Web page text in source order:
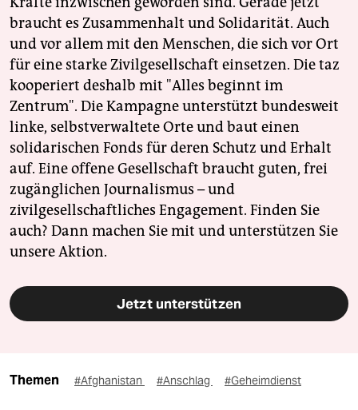
braucht es Zusammenhalt und Solidarität. Auch
und vor allem mit den Menschen, die sich vor Ort
für eine starke Zivilgesellschaft einsetzen. Die taz
kooperiert deshalb mit "Alles beginnt im
Zentrum". Die Kampagne unterstützt bundesweit
linke, selbstverwaltete Orte und baut einen
solidarischen Fonds für deren Schutz und Erhalt
auf. Eine offene Gesellschaft braucht guten, frei
zugänglichen Journalismus – und
zivilgesellschaftliches Engagement. Finden Sie
auch? Dann machen Sie mit und unterstützen Sie
unsere Aktion.
Jetzt unterstützen
Themen #Afghanistan #Anschlag #Geheimdienst